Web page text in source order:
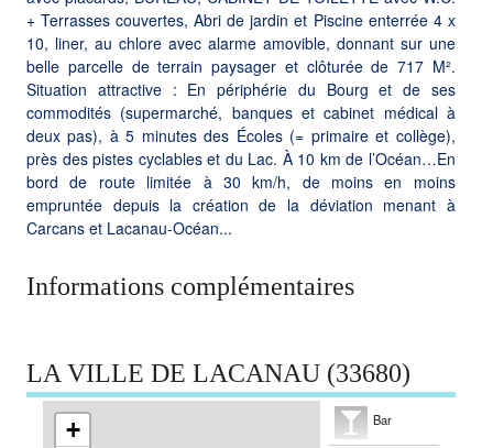
+ Terrasses couvertes, Abri de jardin et Piscine enterrée 4 x
10, liner, au chlore avec alarme amovible, donnant sur une
belle parcelle de terrain paysager et clôturée de 717 M².
Situation attractive : En périphérie du Bourg et de ses
commodités (supermarché, banques et cabinet médical à
deux pas), à 5 minutes des Écoles (= primaire et collège),
près des pistes cyclables et du Lac. À 10 km de l’Océan…En
bord de route limitée à 30 km/h, de moins en moins
empruntée depuis la création de la déviation menant à
Carcans et Lacanau-Océan...
Informations complémentaires
LA VILLE DE LACANAU (33680)
+
Bar